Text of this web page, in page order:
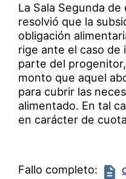
La Sala Segunda
resolvió que la
obligación
rige ante el caso
parte del
monto que aquel
para cubrir las
alimentado. En tal
en carácter de
Fallo completo: